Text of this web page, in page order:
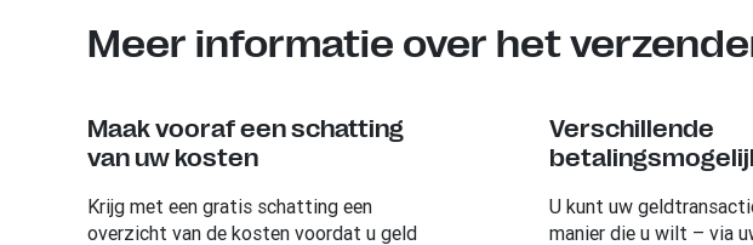
Meer informatie over het
Maak vooraf een schatting
van uw kosten
Krijg met een gratis schatting een
overzicht van de kosten voordat u geld
Verschillende
U kunt uw
manier die u wilt – via